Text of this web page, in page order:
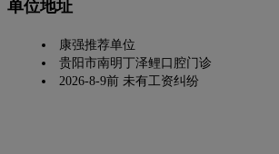
单位地址
康强推荐单位
贵阳市南明丁泽鲤口腔门诊
2026-8-9前 未有工资纠纷